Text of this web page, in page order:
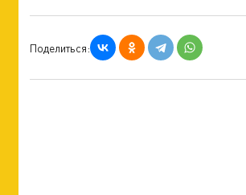
Поделиться: